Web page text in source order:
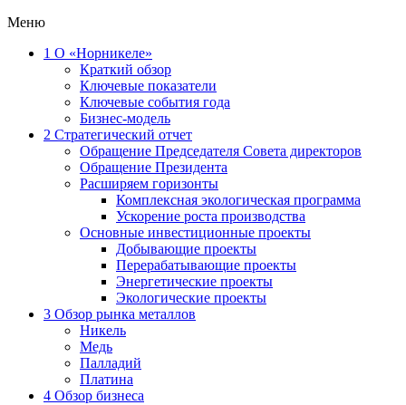
Меню
1 О «Норникеле»
Краткий обзор
Ключевые показатели
Ключевые события года
Бизнес-модель
2 Стратегический отчет
Обращение Председателя Совета директоров
Обращение Президента
Расширяем горизонты
Комплексная экологическая программа
Ускорение роста производства
Основные инвестиционные проекты
Добывающие проекты
Перерабатывающие проекты
Энергетические проекты
Экологические проекты
3 Обзор рынка металлов
Никель
Медь
Палладий
Платина
4 Обзор бизнеса